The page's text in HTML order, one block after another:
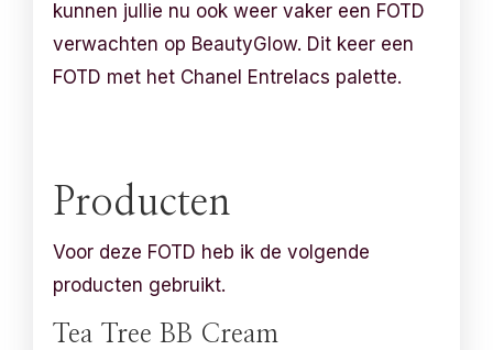
kunnen jullie nu ook weer vaker een FOTD
verwachten op BeautyGlow. Dit keer een
FOTD met het Chanel Entrelacs palette.
Producten
Voor deze FOTD heb ik de volgende
producten gebruikt.
Tea Tree BB Cream